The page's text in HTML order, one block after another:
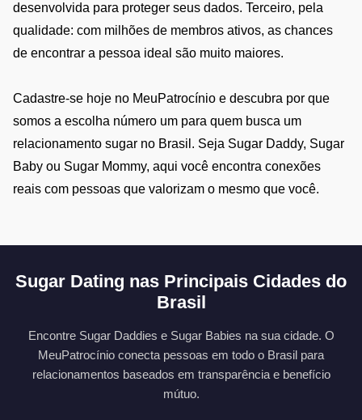
desenvolvida para proteger seus dados. Terceiro, pela
qualidade: com milhões de membros ativos, as chances
de encontrar a pessoa ideal são muito maiores.
Cadastre-se hoje no MeuPatrocínio e descubra por que
somos a escolha número um para quem busca um
relacionamento sugar no Brasil. Seja Sugar Daddy, Sugar
Baby ou Sugar Mommy, aqui você encontra conexões
reais com pessoas que valorizam o mesmo que você.
Sugar Dating nas Principais Cidades do
Brasil
Encontre Sugar Daddies e Sugar Babies na sua cidade. O
MeuPatrocínio conecta pessoas em todo o Brasil para
relacionamentos baseados em transparência e benefício
mútuo.